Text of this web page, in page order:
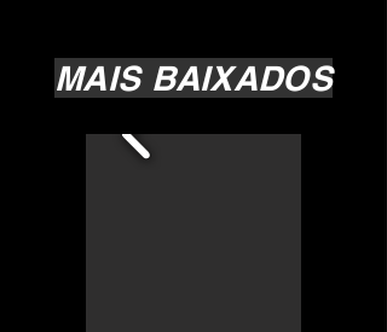
MAIS BAIXADOS